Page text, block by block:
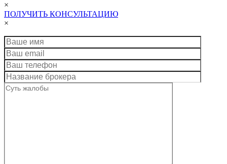
×
ПОЛУЧИТЬ КОНСУЛЬТАЦИЮ
×